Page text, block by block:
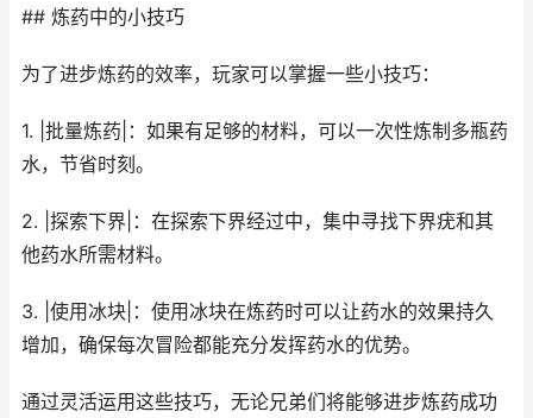
## 炼药中的小技巧
为了进步炼药的效率，玩家可以掌握一些小技巧：
1. |批量炼药|：如果有足够的材料，可以一次性炼制多瓶药
水，节省时刻。
2. |探索下界|：在探索下界经过中，集中寻找下界疣和其
他药水所需材料。
3. |使用冰块|：使用冰块在炼药时可以让药水的效果持久
增加，确保每次冒险都能充分发挥药水的优势。
通过灵活运用这些技巧，无论兄弟们将能够进步炼药成功